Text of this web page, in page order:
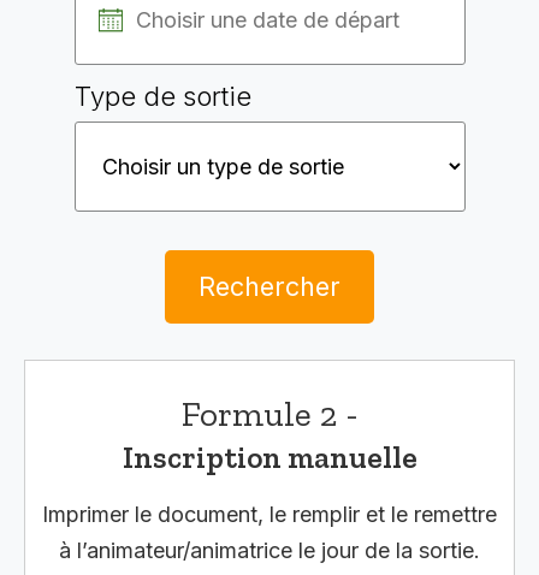
Type de sortie
Rechercher
Formule 2 -
Inscription manuelle
Imprimer le document, le remplir et le remettre
à l’animateur/animatrice le jour de la sortie.